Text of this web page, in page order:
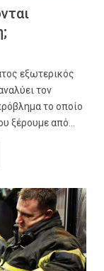
εξωτερικός
τον
το οποίο
ξέρουμε από...